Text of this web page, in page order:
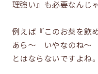
理強い』も必要なんじ
例えば『このお薬を飲
あら～ いやなのね～
とはならないですよね。